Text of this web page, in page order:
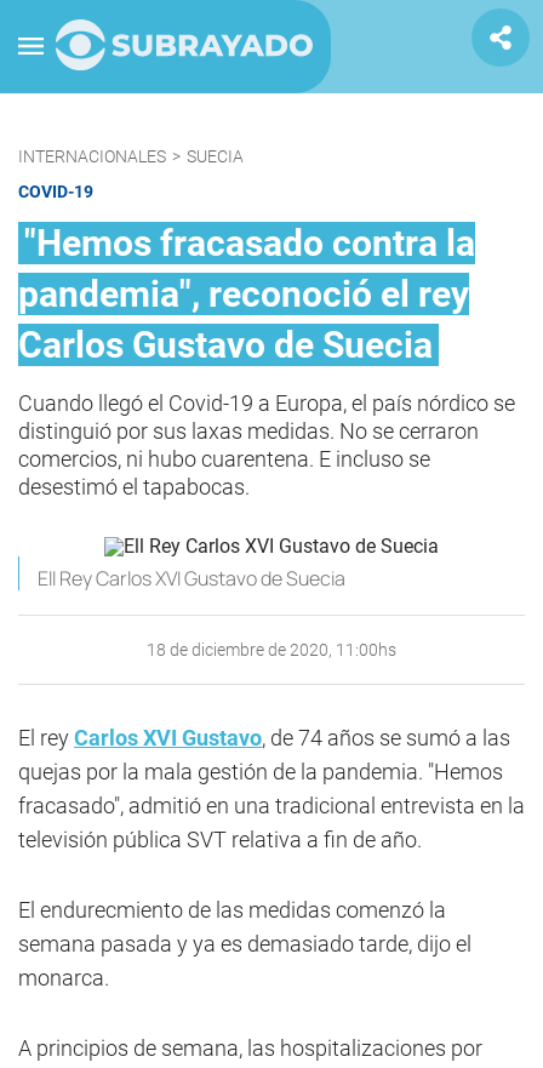
INTERNACIONALES > SUECIA
COVID-19
"Hemos fracasado contra la
pandemia", reconoció el rey
Carlos Gustavo de Suecia
Cuando llegó el Covid-19 a Europa, el país nórdico se
distinguió por sus laxas medidas. No se cerraron
comercios, ni hubo cuarentena. E incluso se
desestimó el tapabocas.
Ell Rey Carlos XVI Gustavo de Suecia
18 de diciembre de 2020, 11:00hs
El reyCarlos XVI Gustavo, de 74 años se sumó a las
quejas por la mala gestión de la pandemia. "Hemos
fracasado", admitió en una tradicional entrevista en la
televisión pública SVT relativa a fin de año.
El endurecmiento de las medidas comenzó la
semana pasada y ya es demasiado tarde, dijo el
monarca.
A principios de semana, las hospitalizaciones por